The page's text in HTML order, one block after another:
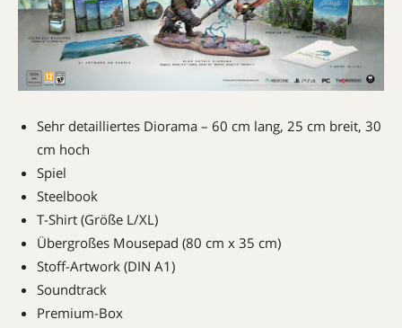
Sehr detailliertes Diorama – 60 cm lang, 25 cm breit, 30
cm hoch
Spiel
Steelbook
T-Shirt (Größe L/XL)
Übergroßes Mousepad (80 cm x 35 cm)
Stoff-Artwork (DIN A1)
Soundtrack
Premium-Box